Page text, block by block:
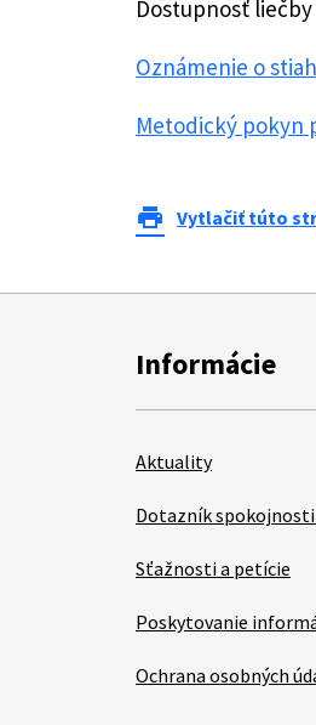
Dostupnosť
Oznámenie o
Metodický pokyn
print Vytlačiť túto
Informácie
Aktuality
Dotazník
Sťažnosti a petície
Poskytovanie
Ochrana osobných